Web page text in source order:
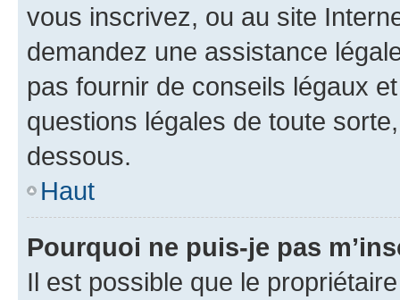
vous inscrivez, ou au site
demandez une assistance
pas fournir de conseils légaux
questions légales de toute
dessous.
Haut
Pourquoi ne puis-je pas
Il est possible que le